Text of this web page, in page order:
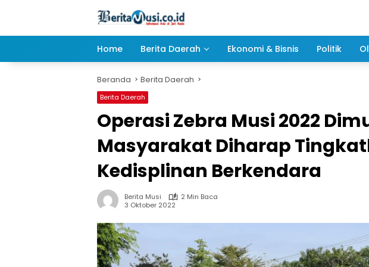
Home Berita Daerah Ekonomi & Bisnis Politik
Beranda Berita Daerah
Berita Daerah
Operasi Zebra Musi 2022
Masyarakat Diharap
Kedisplinan Berkendara
Berita Musi
2 Min Baca
3 Oktober 2022